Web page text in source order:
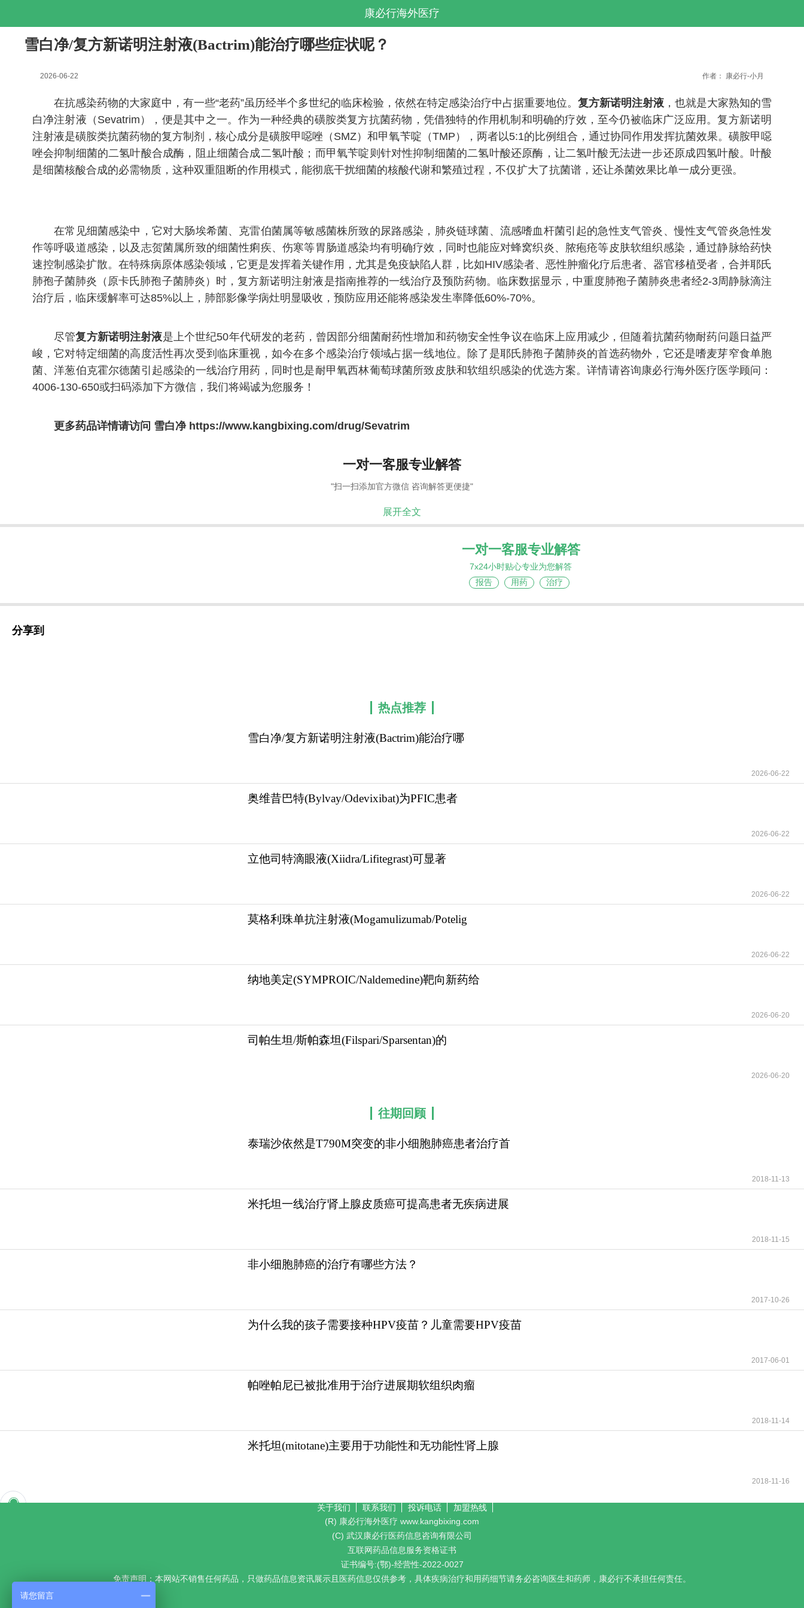
康必行海外医疗
雪白净/复方新诺明注射液(Bactrim)能治疗哪些症状呢？
2026-06-22 作者： 康必行-小月
在抗感染药物的大家庭中，有一些“老药”虽历经半个多世纪的临床检验，依然在特定感染治疗中占据重要地位。复方新诺明注射液 ，也就是大家熟知的雪
白净注射液（Sevatrim），便是其中之一。作为一种经典的磺胺类复方抗菌药物，凭借独特的作用机制和明确的疗效，至今仍被临床广泛应用。复方新诺明
注射液是磺胺类抗菌药物的复方制剂，核心成分是磺胺甲噁唑（SMZ）和甲氧苄啶（TMP），两者以5:1的比例组合，通过协同作用发挥抗菌效果。磺胺甲噁
唑会抑制细菌的二氢叶酸合成酶，阻止细菌合成二氢叶酸；而甲氧苄啶则针对性抑制细菌的二氢叶酸还原酶，让二氢叶酸无法进一步还原成四氢叶酸。叶酸
是细菌核酸合成的必需物质，这种双重阻断的作用模式，能彻底干扰细菌的核酸代谢和繁殖过程，不仅扩大了抗菌谱，还让杀菌效果比单一成分更强。
在常见细菌感染中，它对大肠埃希菌、克雷伯菌属等敏感菌株所致的尿路感染，肺炎链球菌、流感嗜血杆菌引起的急性支气管炎、慢性支气管炎急性发
作等呼吸道感染，以及志贺菌属所致的细菌性痢疾、伤寒等胃肠道感染均有明确疗效，同时也能应对蜂窝织炎、脓疱疮等皮肤软组织感染，通过静脉给药快
速控制感染扩散。在特殊病原体感染领域，它更是发挥着关键作用，尤其是免疫缺陷人群，比如HIV感染者、恶性肿瘤化疗后患者、器官移植受者，合并耶氏
肺孢子菌肺炎（原卡氏肺孢子菌肺炎）时，复方新诺明注射液是指南推荐的一线治疗及预防药物。临床数据显示，中重度肺孢子菌肺炎患者经2-3周静脉滴注
治疗后，临床缓解率可达85%以上，肺部影像学病灶明显吸收，预防应用还能将感染发生率降低60%-70%。
尽管复方新诺明注射液是上个世纪50年代研发的老药，曾因部分细菌耐药性增加和药物安全性争议在临床上应用减少，但随着抗菌药物耐药问题日益严
峻，它对特定细菌的高度活性再次受到临床重视，如今在多个感染治疗领域占据一线地位。除了是耶氏肺孢子菌肺炎的首选药物外，它还是嗜麦芽窄食单胞
菌、洋葱伯克霍尔德菌引起感染的一线治疗用药，同时也是耐甲氧西林葡萄球菌所致皮肤和软组织感染的优选方案。详情请咨询康必行海外医疗医学顾问：
4006-130-650或扫码添加下方微信，我们将竭诚为您服务！
更多药品详情请访问 雪白净 https://www.kangbixing.com/drug/Sevatrim
一对一客服专业解答
"扫一扫添加官方微信 咨询解答更便捷"
展开全文
一对一客服专业解答
7x24小时贴心专业为您解答
报告
用药 治疗
分享到
热点推荐
雪白净/复方新诺明注射液(Bactrim)能治疗哪
2026-06-22
奥维昔巴特(Bylvay/Odevixibat)为PFIC患者
2026-06-22
立他司特滴眼液(Xiidra/Lifitegrast)可显著
2026-06-22
莫格利珠单抗注射液(Mogamulizumab/Potelig
2026-06-22
纳地美定(SYMPROIC/Naldemedine)靶向新药给
2026-06-20
司帕生坦/斯帕森坦(Filspari/Sparsentan)的
2026-06-20
往期回顾
泰瑞沙依然是T790M突变的非小细胞肺癌患者治疗首
2018-11-13
米托坦一线治疗肾上腺皮质癌可提高患者无疾病进展
2018-11-15
非小细胞肺癌的治疗有哪些方法？
2017-10-26
为什么我的孩子需要接种HPV疫苗？儿童需要HPV疫苗
2017-06-01
帕唑帕尼已被批准用于治疗进展期软组织肉瘤
2018-11-14
米托坦(mitotane)主要用于功能性和无功能性肾上腺
2018-11-16
关于我们 联系我们 投诉电话
加盟热线
(R) 康必行海外医疗 www.kangbixing.com
(C) 武汉康必行医药信息咨询有限公司
互联网药品信息服务资格证书
证书编号:(鄂)-经营性-2022-0027
免责声明：本网站不销售任何药品，只做药品信息资讯展示且医药信息仅供参考，具体疾病治疗和用药细节请务必咨询医生和药师，康必行不承担任何责任。
请您留言